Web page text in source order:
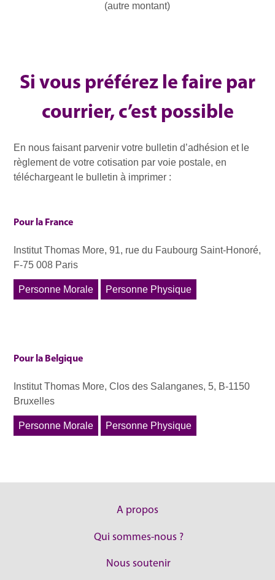
(autre montant)
Si vous préférez le faire par
courrier, c’est possible
En nous faisant parvenir votre bulletin d’adhésion et le
règlement de votre cotisation par voie postale, en
téléchargeant le bulletin à imprimer :
Pour la France
Institut Thomas More, 91, rue du Faubourg Saint-Honoré,
F-75 008 Paris
Personne Morale Personne Physique
Pour la Belgique
Institut Thomas More, Clos des Salanganes, 5, B-1150
Bruxelles
Personne Morale Personne Physique
A propos
Qui sommes-nous ?
Nous soutenir